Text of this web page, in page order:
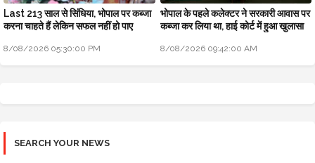
Last 213 साल से सिंधिया, भोपाल पर कब्जा
करना चाहते हैं लेकिन सफल नहीं हो पाए
8/08/2026 05:30:00 PM
भोपाल के पहले कलेक्टर ने सरकारी आवास पर
कब्जा कर लिया था, हाई कोर्ट में हुआ खुलासा
8/08/2026 09:42:00 AM
SEARCH YOUR NEWS